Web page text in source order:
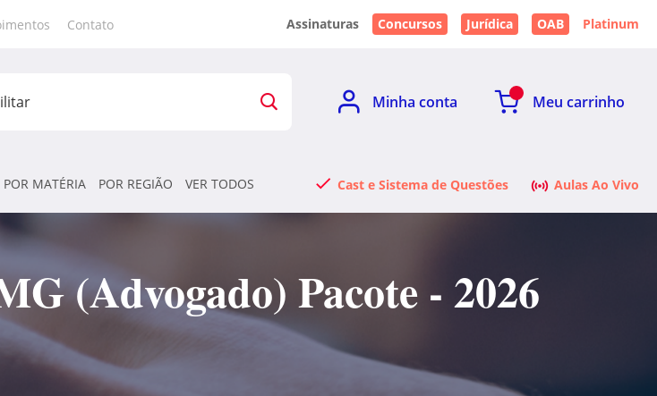
Contato Assinaturas Concursos Jurídica OAB Platinum
Minha conta Meu carrinho
POR MATÉRIA POR REGIÃO VER TODOS Cast e Sistema de Questões Aulas Ao Vivo
(Advogado) Pacote - 2026